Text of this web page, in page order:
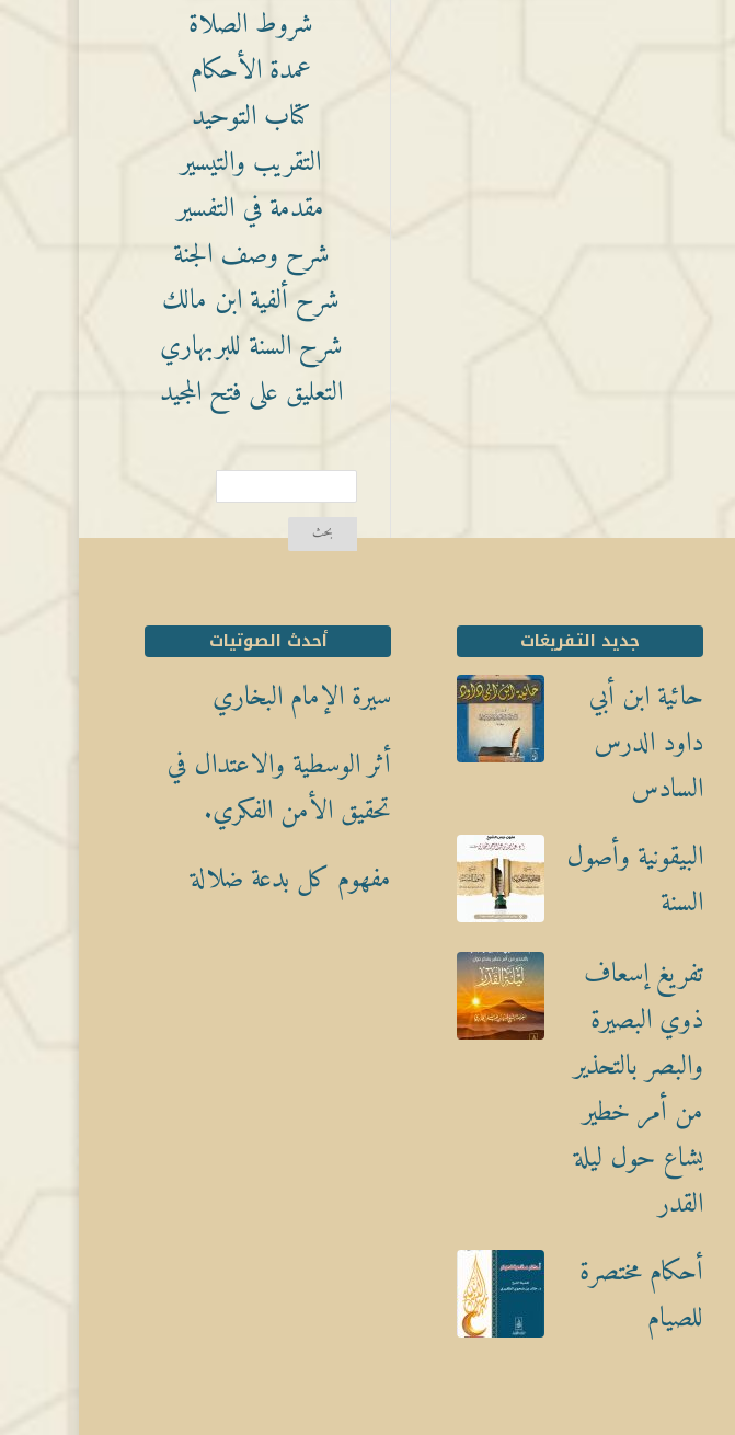
شروط الصلاة
عمدة الأحكام
كتاب التوحيد
التقريب والتيسير
مقدمة في التفسير
شرح وصف الجنة
شرح ألفية ابن مالك
شرح السنة للبربهاري
التعليق على فتح المجيد
جديد التفريغات
حائية ابن أبي
داود الدرس
السادس
البيقونية وأصول
السنة
تفريغ إسعاف
ذوي البصيرة
والبصر بالتحذير
من أمر خطير
يشاع حول ليلة
القدر
أحكام مختصرة
للصيام
أحدث الصوتيات
سيرة الإمام البخاري
أثر الوسطية والاعتدال في
تحقيق الأمن الفكري.
مفهوم كل بدعة ضلالة